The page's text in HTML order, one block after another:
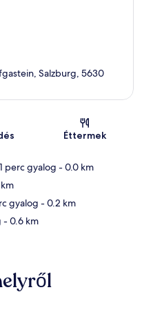
Salzburg, 5630
Éttermek
perc gyalog - 0.0 km
gyalog - 0.2 km
- 0.6 km